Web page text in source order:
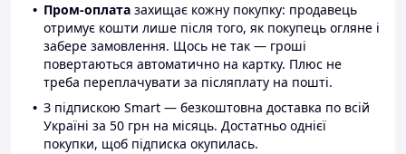
Пром-оплата захищає кожну покупку: продавець
отримує кошти лише після того, як покупець огляне і
забере замовлення. Щось не так — гроші
повертаються автоматично на картку. Плюс не
треба переплачувати за післяплату на пошті.
З підпискою Smart — безкоштовна доставка по всій
Україні за 50 грн на місяць. Достатньо однієї
покупки, щоб підписка окупилась.